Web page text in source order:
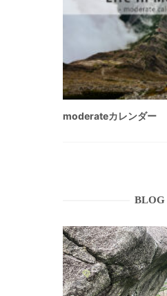
moderateカレンダー
BLOG